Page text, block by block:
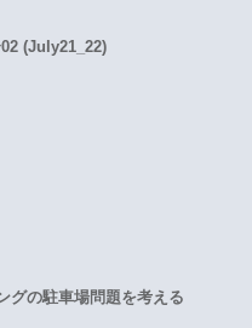
(July21_22)
グの駐車場問題を考える